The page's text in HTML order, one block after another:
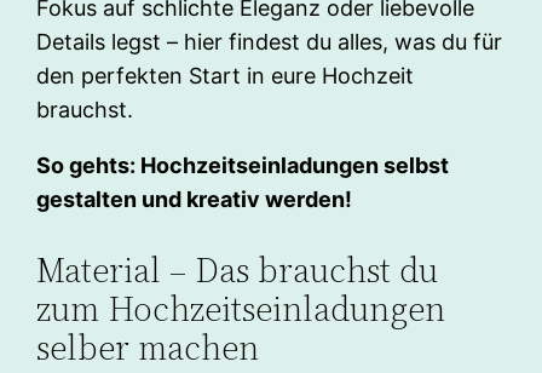
Fokus auf schlichte Eleganz oder liebevolle
Details legst – hier findest du alles, was du für
den perfekten Start in eure Hochzeit
brauchst.
So gehts: Hochzeitseinladungen selbst
gestalten und kreativ werden!
Material – Das brauchst du
zum Hochzeitseinladungen
selber machen